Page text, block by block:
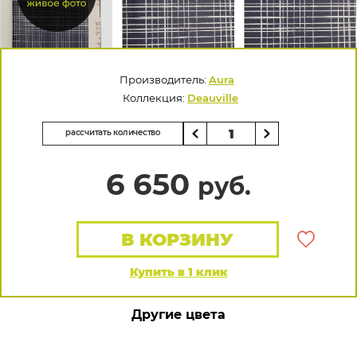
Производитель: Aura
Коллекция: Deauville
рассчитать количество
6 650 руб.
Купить в 1 клик
В КОРЗИНУ
Другие цвета